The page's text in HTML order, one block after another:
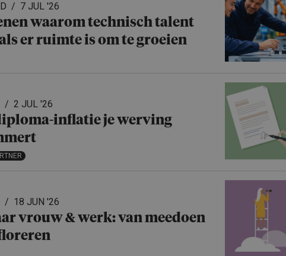
7 JUL '26
waarom technisch talent
er ruimte is om te groeien
2 JUL '26
inflatie je werving
18 JUN '26
vrouw & werk: van meedoen